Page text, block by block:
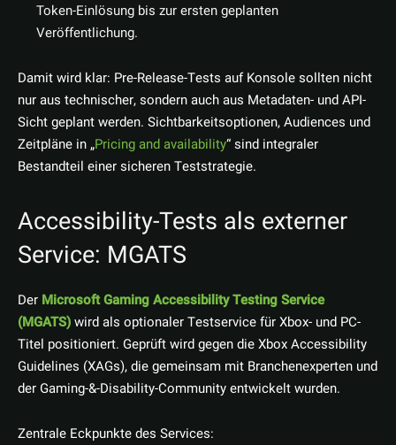
Token-Einlösung bis zur ersten geplanten
Veröffentlichung.
Damit wird klar: Pre-Release-Tests auf Konsole sollten nicht
nur aus technischer, sondern auch aus Metadaten- und API-
Sicht geplant werden. Sichtbarkeitsoptionen, Audiences und
Zeitpläne in „Pricing and availability“ sind integraler
Bestandteil einer sicheren Teststrategie.
Accessibility-Tests als externer
Service: MGATS
Der Microsoft Gaming Accessibility Testing Service
(MGATS)wird als optionaler Testservice für Xbox- und PC-
Titel positioniert. Geprüft wird gegen die Xbox Accessibility
Guidelines (XAGs), die gemeinsam mit Branchenexperten und
der Gaming-&-Disability-Community entwickelt wurden.
Zentrale Eckpunkte des Services: